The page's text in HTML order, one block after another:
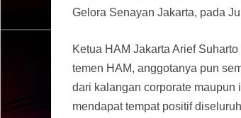
Gelora Senayan Jakarta, pada
Ketua HAM Jakarta Arief
temen HAM, anggotanya pun
dari kalangan corporate
mendapat tempat positif